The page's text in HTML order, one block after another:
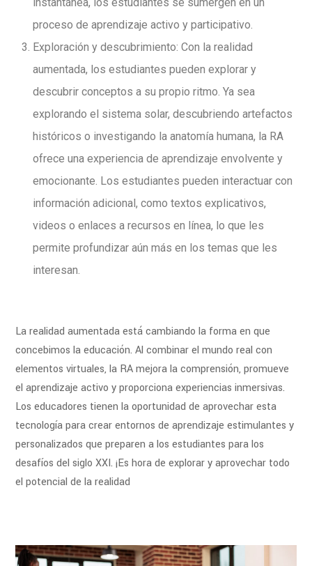
proceso de aprendizaje activo y participativo.
Exploración y descubrimiento: Con la realidad
aumentada, los estudiantes pueden explorar y
descubrir conceptos a su propio ritmo. Ya sea
explorando el sistema solar, descubriendo artefactos
históricos o investigando la anatomía humana, la RA
ofrece una experiencia de aprendizaje envolvente y
emocionante. Los estudiantes pueden interactuar con
información adicional, como textos explicativos,
videos o enlaces a recursos en línea, lo que les
permite profundizar aún más en los temas que les
interesan.
La realidad aumentada está cambiando la forma en que
concebimos la educación. Al combinar el mundo real con
elementos virtuales, la RA mejora la comprensión, promueve
el aprendizaje activo y proporciona experiencias inmersivas.
Los educadores tienen la oportunidad de aprovechar esta
tecnología para crear entornos de aprendizaje estimulantes y
personalizados que preparen a los estudiantes para los
desafíos del siglo XXI. ¡Es hora de explorar y aprovechar todo
el potencial de la realidad